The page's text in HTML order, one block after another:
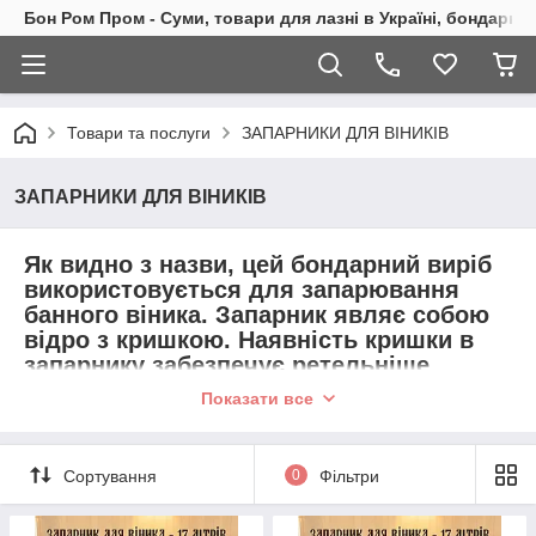
Бон Ром Пром - Суми, товари для лазні в Україні, бондарні
Товари та послуги ЗАПАРНИКИ ДЛЯ ВІНИКІВ
ЗАПАРНИКИ ДЛЯ ВІНИКІВ
Як видно з назви, цей бондарний виріб
використовується для запарювання
банного віника. Запарник являє собою
відро з кришкою. Наявність кришки в
запарнику забезпечує ретельніше
збереження високої температури, у
швидкість запарювання. Кришка має
отвори, які необхідні для кращого
розміщення віника в запарнику.
Запарник для віника — це один із
Показати все
Сортування 0 Фільтри